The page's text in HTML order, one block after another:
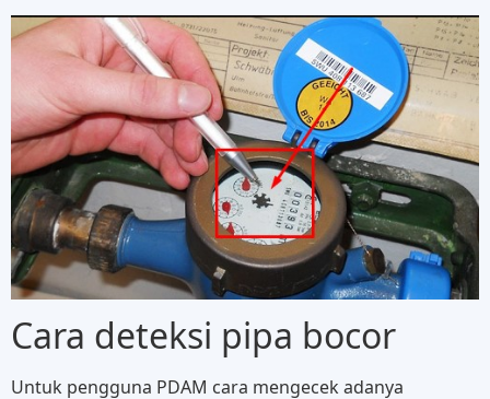
Cara deteksi pipa bocor
Untuk pengguna PDAM cara mengecek adanya